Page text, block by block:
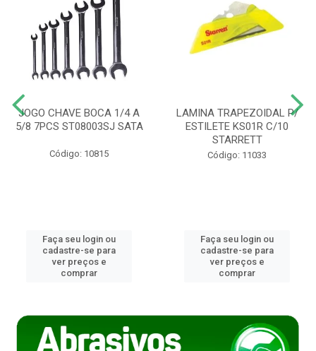
JOGO CHAVE BOCA 1/4 A
5/8 7PCS ST08003SJ SATA
Código: 10815
Faça seu login ou
cadastre-se para
ver preços e
comprar
LAMINA TRAPEZOIDAL P/
ESTILETE KS01R C/10
STARRETT
Código: 11033
Faça seu login ou
cadastre-se para
ver preços e
comprar